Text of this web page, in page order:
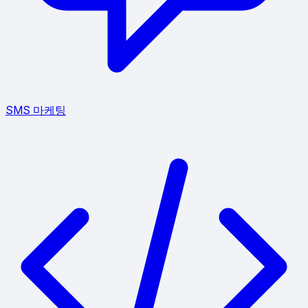
SMS 마케팅